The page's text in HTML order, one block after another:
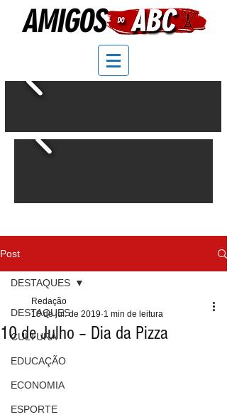
Post
DESTAQUES
CULTURA
EDUCAÇÃO
ECONOMIA
ESPORTE
DESTAQUES
10 de Julho – Dia da Pizza
Redação
10 de jul. de 2019 1 min de leitura